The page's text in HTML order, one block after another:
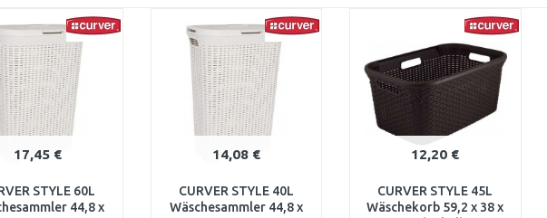
17,45 €
STYLE 60L
44,8 x
14,08 €
CURVER STYLE 40L
Wäschesammler 44,8 x
12,20 €
CURVER STYLE 45L
Wäschekorb 59,2 x 38 x